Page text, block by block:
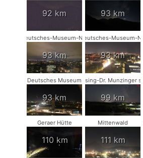
92 km 93 km
Deutsches-Museum-NW
93 km
Deutsches-Museum-
93 km
Deutsches Museum
93 km
Münsing-Dr. Munzinger
99 km
Geraer Hütte
110 km
Mittenwald
111 km